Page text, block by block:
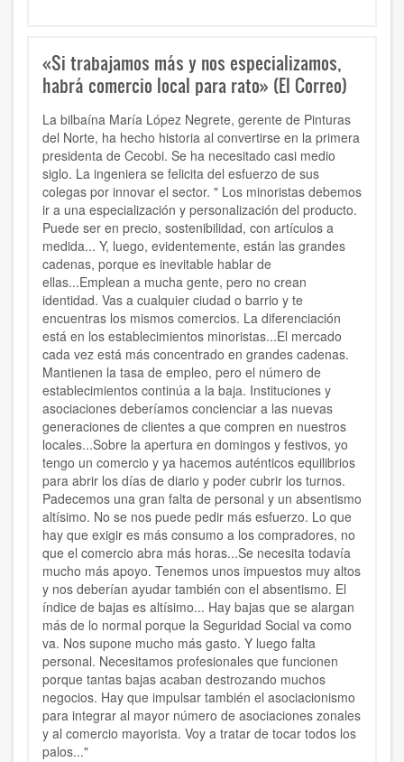
«Si trabajamos más y nos especializamos,
habrá comercio local para rato» (El Correo)
La bilbaína María López Negrete, gerente de Pinturas
del Norte, ha hecho historia al convertirse en la primera
presidenta de Cecobi. Se ha necesitado casi medio
siglo. La ingeniera se felicita del esfuerzo de sus
colegas por innovar el sector. " Los minoristas debemos
ir a una especialización y personalización del producto.
Puede ser en precio, sostenibilidad, con artículos a
medida... Y, luego, evidentemente, están las grandes
cadenas, porque es inevitable hablar de
ellas...Emplean a mucha gente, pero no crean
identidad. Vas a cualquier ciudad o barrio y te
encuentras los mismos comercios. La diferenciación
está en los establecimientos minoristas...El mercado
cada vez está más concentrado en grandes cadenas.
Mantienen la tasa de empleo, pero el número de
establecimientos continúa a la baja. Instituciones y
asociaciones deberíamos concienciar a las nuevas
generaciones de clientes a que compren en nuestros
locales...Sobre la apertura en domingos y festivos, yo
tengo un comercio y ya hacemos auténticos equilibrios
para abrir los días de diario y poder cubrir los turnos.
Padecemos una gran falta de personal y un absentismo
altísimo. No se nos puede pedir más esfuerzo. Lo que
hay que exigir es más consumo a los compradores, no
que el comercio abra más horas...Se necesita todavía
mucho más apoyo. Tenemos unos impuestos muy altos
y nos deberían ayudar también con el absentismo. El
índice de bajas es altísimo... Hay bajas que se alargan
más de lo normal porque la Seguridad Social va como
va. Nos supone mucho más gasto. Y luego falta
personal. Necesitamos profesionales que funcionen
porque tantas bajas acaban destrozando muchos
negocios. Hay que impulsar también el asociacionismo
para integrar al mayor número de asociaciones zonales
y al comercio mayorista. Voy a tratar de tocar todos los
palos..."